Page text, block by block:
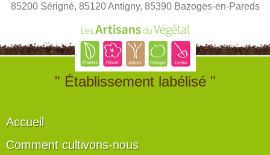
85200 Sérigné, 85120 Antigny, 85390 Bazoges-en-Pareds
" Établissement labélisé "
Accueil
Comment cultivons-nous